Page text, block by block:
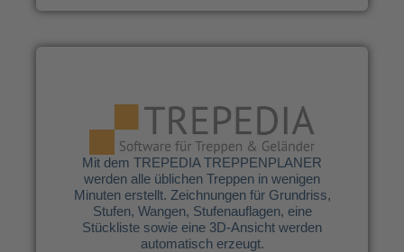
Mit dem TREPEDIA TREPPENPLANER
werden alle üblichen Treppen in wenigen
Minuten erstellt. Zeichnungen für Grundriss,
Stufen, Wangen, Stufenauflagen, eine
Stückliste sowie eine 3D-Ansicht werden
automatisch erzeugt.
Mit dem TREPEDIA TREPPENPLANER
werden alle üblichen Treppen in wenigen
Minuten erstellt. Zeichnungen für Grundriss,
Stufen, Wangen, Stufenauflagen, eine
Stückliste sowie eine 3D-Ansicht werden
automatisch erzeugt.